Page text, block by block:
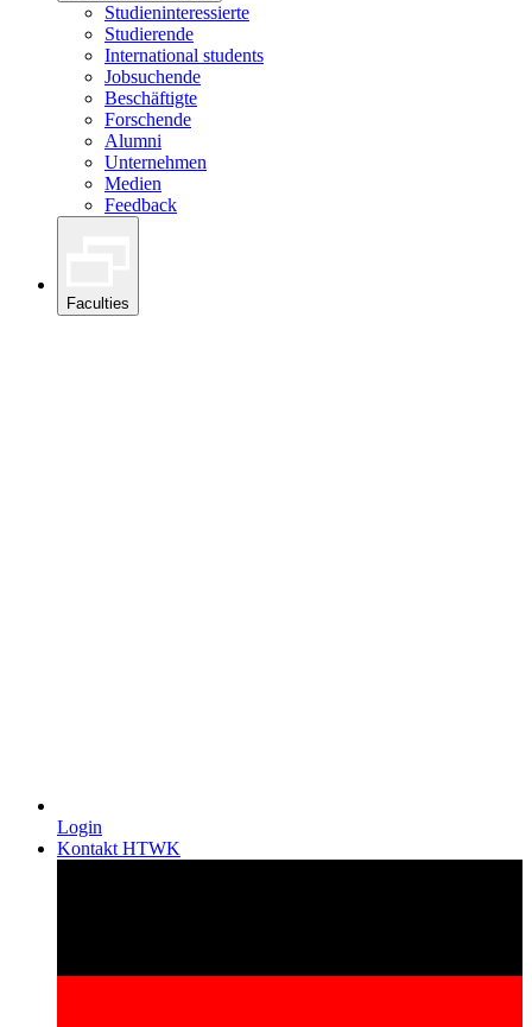
Studieninteressierte
Studierende
International students
Jobsuchende
Beschäftigte
Forschende
Alumni
Unternehmen
Medien
Feedback
Faculties
Login
Kontakt HTWK